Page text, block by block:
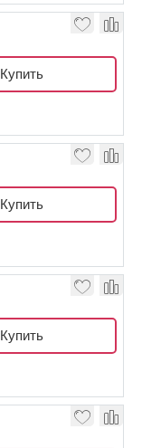
Купить
Купить
Купить